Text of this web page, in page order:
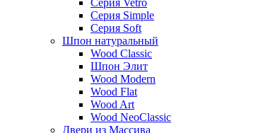
Серия Vetro
Серия Simple
Серия Soft
Шпон натуральный
Wood Classic
Шпон Элит
Wood Modern
Wood Flat
Wood Art
Wood NeoClassic
Двери из Массива